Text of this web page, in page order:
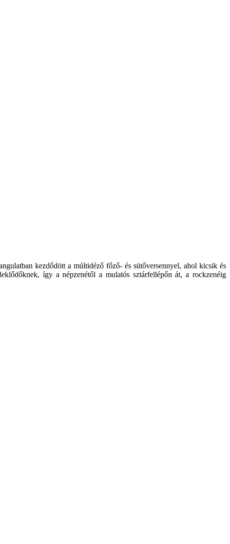
kezdődött a múltidéző főző- és sütőversennyel, ahol kicsik és
így a népzenétől a mulatós sztárfellépőn át, a rockzenéig